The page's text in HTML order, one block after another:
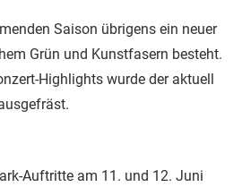
Saison übrigens ein neuer
Grün und Kunstfasern besteht.
Highlights wurde der aktuell
Auftritte am 11. und 12. Juni